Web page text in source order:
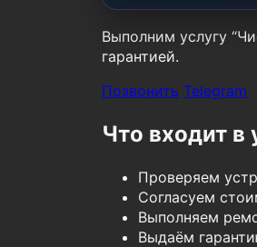
Выполним услугу
гарантией.
Позвонить Telegram
Что входит в
Проверяем
Согласуем
Выполняем
Выдаём